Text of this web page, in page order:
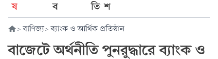
ষ
ব
তি শ
> বাণিজ্য> ব্যাংক ও আর্থিক প্রতিষ্ঠান
বাজেটে অর্থনীতি পুনরুদ্ধারে ব্যাংক ও